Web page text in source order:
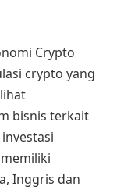
Crypto
crypto yang
bisnis terkait
Inggris dan